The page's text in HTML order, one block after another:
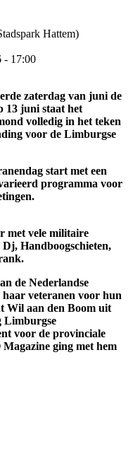
Hattem)
- 17:00
zaterdag van juni de
13 juni staat het
volledig in het teken
voor de Limburgse
start met een
programma voor
met vele militaire
Handboogschieten,
de Nederlandse
veteranen voor hun
Wil aan den Boom uit
Limburgse
voor de provinciale
ging met hem